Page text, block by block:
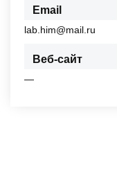
Email
lab.him@mail.ru
Веб-сайт
—